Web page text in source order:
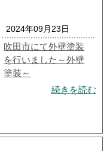
2024年09月23日
吹田市にて外壁塗装
を行いました～外壁
塗装～
続きを読む